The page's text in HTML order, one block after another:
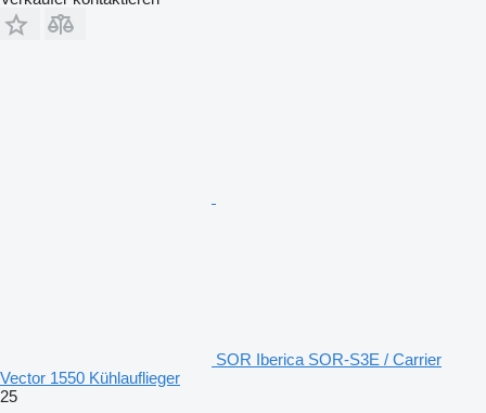
SOR Iberica SOR-S3E / Carrier
Vector 1550 Kühlauflieger
25